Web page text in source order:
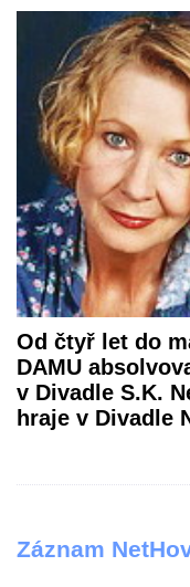
Od čtyř let do
DAMU
v Divadle S.K.
hraje v Divadle
Záznam